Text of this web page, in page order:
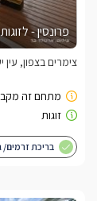
פרונסין -
צימרים בצפון, עין
בריכת זרמים/